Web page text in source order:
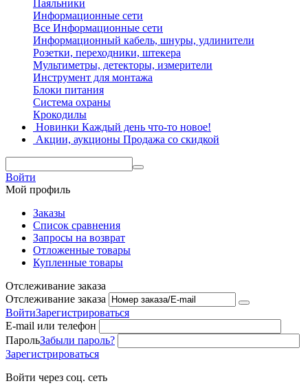
Паяльники
Информационные сети
Все Информационные сети
Информационный кабель, шнуры, удлинители
Розетки, переходники, штекера
Мультиметры, детекторы, измерители
Инструмент для монтажа
Блоки питания
Система охраны
Крокодилы
Новинки Каждый день что-то новое!
Акции, аукционы Продажа со скидкой
Войти
Мой профиль
Заказы
Список сравнения
Запросы на возврат
Отложенные товары
Купленные товары
Отслеживание заказа
Отслеживание заказа
ВойтиЗарегистрироваться
E-mail или телефон
ПарольЗабыли пароль?
Зарегистрироваться
Войти через соц. сеть